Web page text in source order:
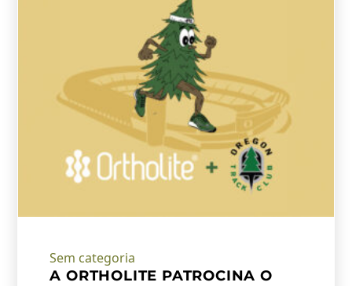
Sem categoria
A ORTHOLITE PATROCINA O